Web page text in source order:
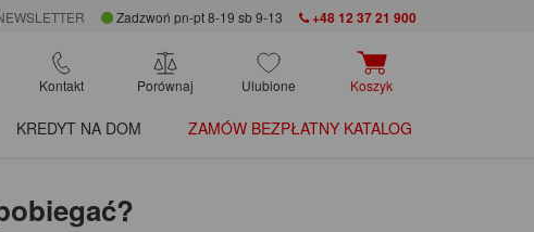
Zadzwoń pn-pt 8-19 sb 9-13 +48 12 37 21 900
Kontakt Porównaj Ulubione Koszyk
KREDYT NA DOM ZAMÓW BEZPŁATNY KATALOG